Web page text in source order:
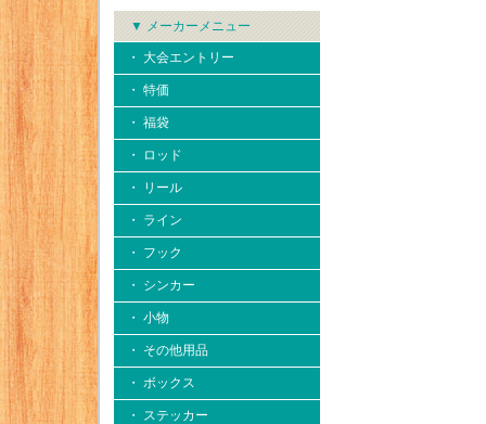
▼ メーカーメニュー
・ 大会エントリー
・ 特価
・ 福袋
・ ロッド
・ リール
・ ライン
・ フック
・ シンカー
・ 小物
・ その他用品
・ ボックス
・ ステッカー